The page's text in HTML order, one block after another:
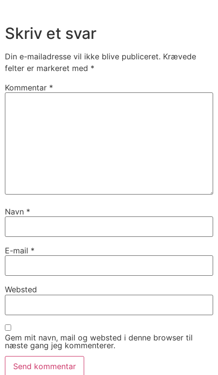
Skriv et svar
Din e-mailadresse vil ikke blive publiceret. Krævede
felter er markeret med *
Kommentar *
Navn *
E-mail *
Websted
Gem mit navn, mail og websted i denne browser til
næste gang jeg kommenterer.